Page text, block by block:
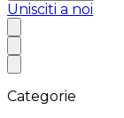
Unisciti a noi
Categorie